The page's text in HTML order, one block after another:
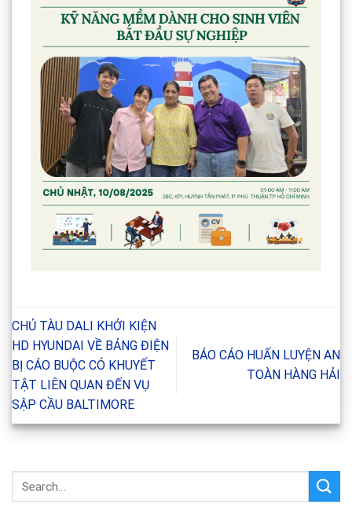
CHỦ TÀU DALI KHỞI KIỆN
HD HYUNDAI VỀ BẢNG ĐIỆN
BỊ CÁO BUỘC CÓ KHUYẾT
TẬT LIÊN QUAN ĐẾN VỤ
SẬP CẦU BALTIMORE
BÁO CÁO HUẤN LUYỆN AN
TOÀN HÀNG HẢI